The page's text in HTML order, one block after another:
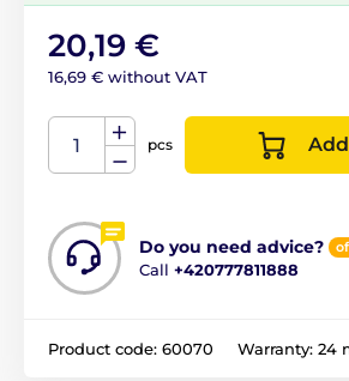
20,19 €
16,69 € without VAT
pcs
Do you need advice?
Call +420777811888
Product code: 60070 Warranty: 24